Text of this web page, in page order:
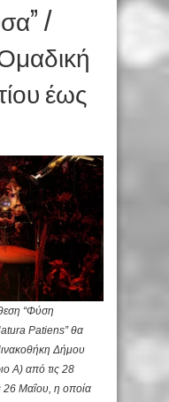
/
Ομαδική
έως
“Φύση
Patiens” θα
Δήμου
Α) από τις 28
26 Μαΐου, η οποία